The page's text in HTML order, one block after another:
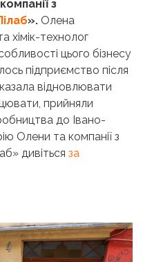
з
». Олена
хімік-технолог
цього бізнесу
підприємство після
відновлювати
прийняли
до Івано-
Олени та компанії з
дивіться за